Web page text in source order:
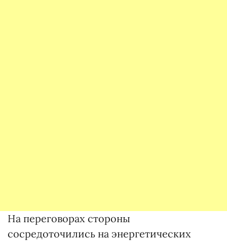
На переговорах стороны
сосредоточились на энергетических